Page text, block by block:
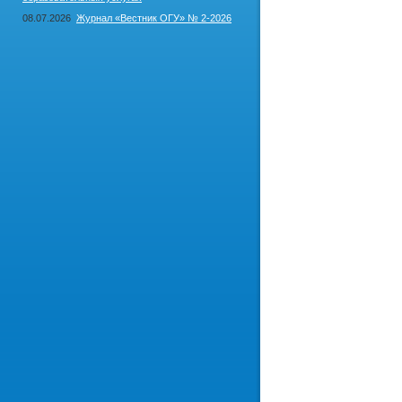
08.07.2026 Журнал «Вестник ОГУ» № 2-2026